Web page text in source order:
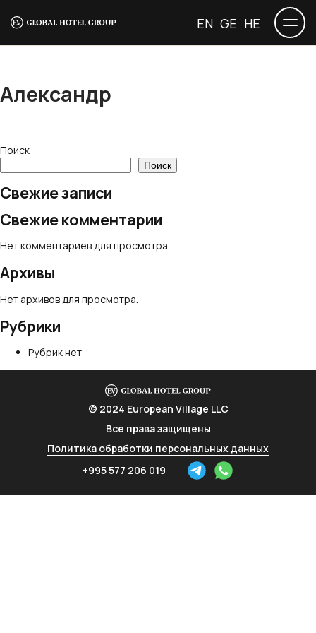
EN GE HE
Александр
Поиск
Поиск
Свежие записи
Свежие комментарии
Нет комментариев для просмотра.
Архивы
Нет архивов для просмотра.
Рубрики
Рубрик нет
© 2024 European Village LLC
Все права защищены
Политика обработки персональных данных
+995 577 206 019